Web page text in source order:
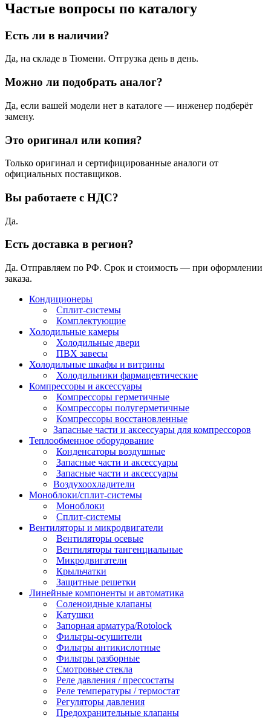
Частые вопросы по каталогу
Есть ли в наличии?
Да, на складе в Тюмени. Отгрузка день в день.
Можно ли подобрать аналог?
Да, если вашей модели нет в каталоге — инженер подберёт
замену.
Это оригинал или копия?
Только оригинал и сертифицированные аналоги от
официальных поставщиков.
Вы работаете с НДС?
Да.
Есть доставка в регион?
Да. Отправляем по РФ. Срок и стоимость — при оформлении
заказа.
Кондиционеры
Сплит-системы
Комплектующие
Холодильные камеры
Холодильные двери
ПВХ завесы
Холодильные шкафы и витрины
Холодильники фармацевтические
Компрессоры и аксессуары
Компрессоры герметичные
Компрессоры полугерметичные
Компрессоры восстановленные
Запасные части и аксессуары для компрессоров
Теплообменное оборудование
Конденсаторы воздушные
Запасные части и аксессуары
Запасные части и аксессуары
Воздухоохладители
Моноблоки/сплит-системы
Моноблоки
Сплит-системы
Вентиляторы и микродвигатели
Вентиляторы осевые
Вентиляторы тангенциальные
Микродвигатели
Крыльчатки
Защитные решетки
Линейные компоненты и автоматика
Соленоидные клапаны
Катушки
Запорная арматура/Rotolock
Фильтры-осушители
Фильтры антикислотные
Фильтры разборные
Смотровые стекла
Реле давления / прессостаты
Реле температуры / термостат
Регуляторы давления
Предохранительные клапаны